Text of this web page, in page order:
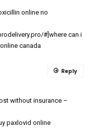
online no
#]where can i
canada
without insurance –
paxlovid online
Reply